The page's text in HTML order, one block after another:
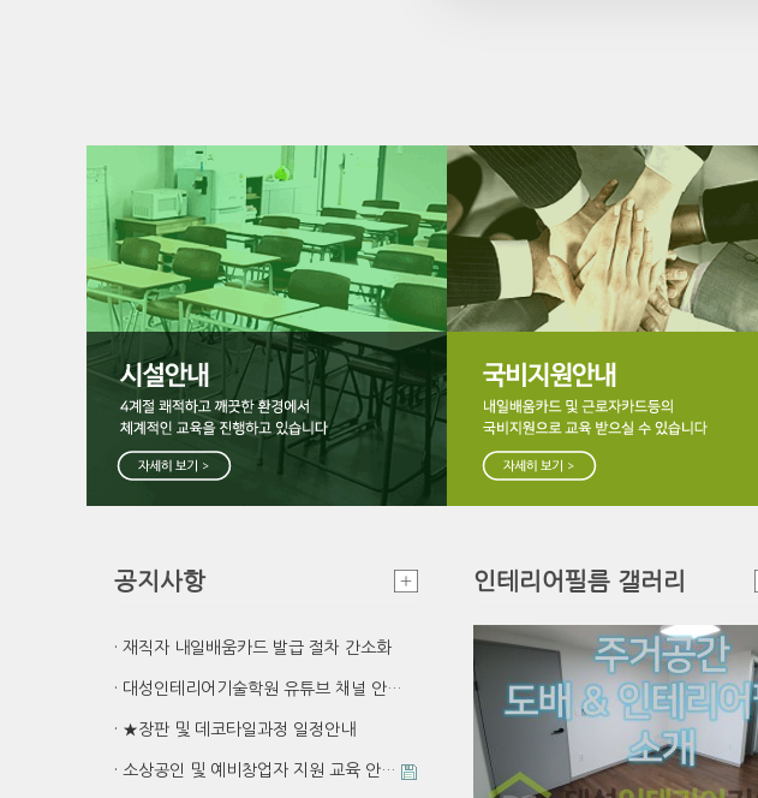
공지사항
· 재직자 내일배움카드 발급 절차 간소화
· 대성인테리어기술학원 유튜브 채널 안…
· ★장판 및 데코타일과정 일정안내
· 소상공인 및 예비창업자 지원 교육 안…
인테리어필름 갤러리